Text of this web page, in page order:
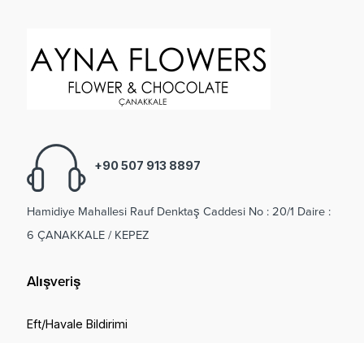
+90 507 913 8897
Hamidiye Mahallesi Rauf Denktaş Caddesi No : 20/1 Daire :
6 ÇANAKKALE / KEPEZ
Alışveriş
Eft/Havale Bildirimi